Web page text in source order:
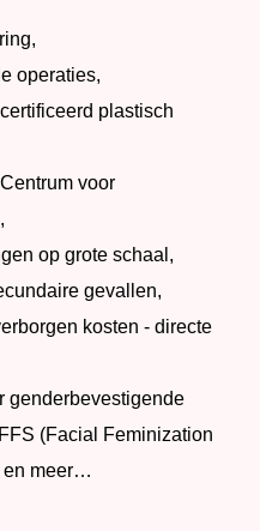
operaties,
plastisch
voor
op grote schaal,
gevallen,
kosten - directe
genderbevestigende
(Facial Feminization
en meer…